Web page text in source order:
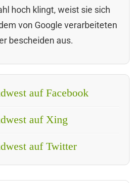
hoch klingt, weist sie sich
von Google verarbeiteten
bescheiden aus.
auf Facebook
auf Xing
auf Twitter